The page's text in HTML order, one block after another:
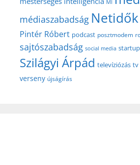
MI
médiaszabadság Netidők
Pintér Róbert podcast posztmodem
sajtószabadság social media startup
Szilágyi Árpád televíziózás tv
verseny újságírás